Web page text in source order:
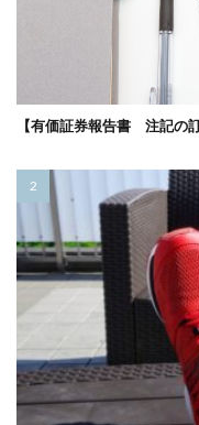
【有価証券報告書 注記の